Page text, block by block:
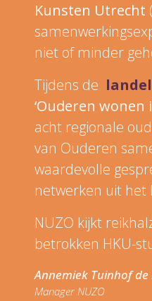
Kunsten Utrecht
niet of minder
Tijdens de
‘Ouderen wonen
acht regionale
van Ouderen
waardevolle
netwerken uit het
NUZO kijkt
betrokken HKU-
Annemiek Tuinhof de
Manager NUZO